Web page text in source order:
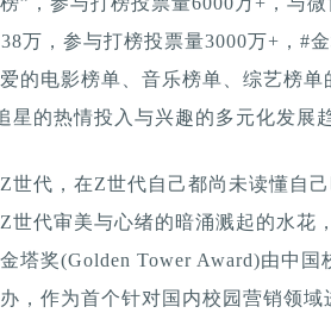
万，参与打榜投票量3000万+，#
的电影榜单、音乐榜单、综艺榜
星的热情投入与兴趣的多元化发展
世代，在Z世代自己都尚未读懂自
世代审美与心绪的暗涌溅起的水花
塔奖(Golden Tower Award)由中
，作为首个针对国内校园营销领域